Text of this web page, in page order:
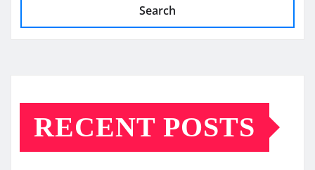
Search
RECENT POSTS